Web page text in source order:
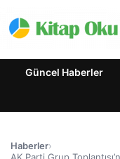
Güncel Haberler
Haberler›